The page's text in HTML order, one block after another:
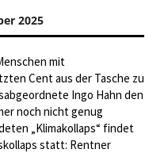
2025
mit
Cent aus der Tasche zu
Ingo Hahn den
noch nicht genug
„Klimakollaps“ findet
statt: Rentner